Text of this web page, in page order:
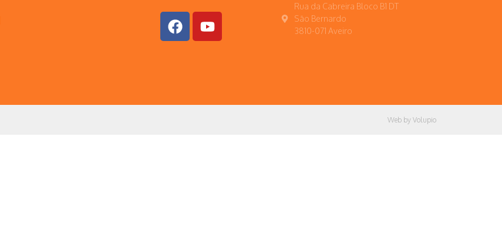
Rua da Cabreira Bloco B1 DT
São Bernardo
3810-071 Aveiro
Web by Volupio